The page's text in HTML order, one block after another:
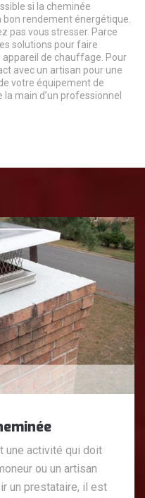
si la cheminée
rendement énergétique.
pas vous stresser. Parce
solutions pour faire
de chauffage. Pour
avec un artisan pour une
votre équipement de
main d’un professionnel
une activité qui doit
ou un artisan
un prestataire, il est